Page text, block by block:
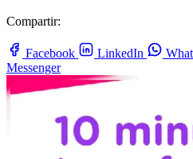
Compartir:
Facebook LinkedIn
Messenger